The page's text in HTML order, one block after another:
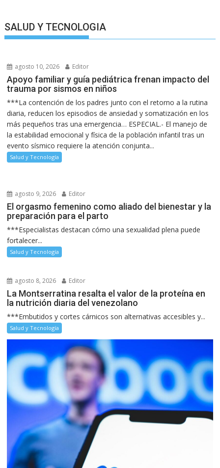
SALUD Y TECNOLOGIA
agosto 10, 2026 Editor
Apoyo familiar y guía pediátrica frenan impacto del
trauma por sismos en niños
***La contención de los padres junto con el retorno a la rutina
diaria, reducen los episodios de ansiedad y somatización en los
más pequeños tras una emergencia… ESPECIAL.- El manejo de
la estabilidad emocional y física de la población infantil tras un
evento sísmico requiere la atención conjunta...
Salud y Tecnología
agosto 9, 2026 Editor
El orgasmo femenino como aliado del bienestar y la
preparación para el parto
***Especialistas destacan cómo una sexualidad plena puede
fortalecer...
Salud y Tecnología
agosto 8, 2026 Editor
La Montserratina resalta el valor de la proteína en
la nutrición diaria del venezolano
***Embutidos y cortes cárnicos son alternativas accesibles y...
Salud y Tecnología